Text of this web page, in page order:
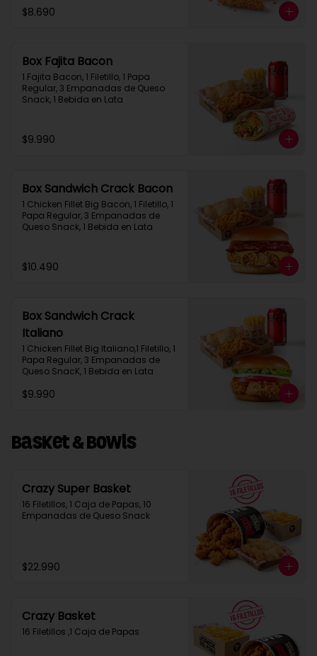
$8.690
Box Fajita Bacon
1 Fajita Bacon, 1 Filetillo, 1 Papa
Regular, 3 Empanadas de Queso
Snack, 1 Bebida en Lata
$9.990
Box Sandwich Crack Bacon
1 Chicken Fillet Big Bacon, 1 Filetillo, 1
Papa Regular, 3 Empanadas de
Queso Snack, 1 Bebida en Lata
$10.490
Box Sandwich Crack
Italiano
1 Chicken Fillet Big Italiano,1 Filetillo, 1
Papa Regular, 3 Empanadas de
Queso SnacK, 1 Bebida en Lata
$9.990
Basket & Bowls
Crazy Super Basket
16 Filetillos, 1 Caja de Papas, 10
Empanadas de Queso Snack
$22.990
Crazy Basket
16 Filetillos ,1 Caja de Papas